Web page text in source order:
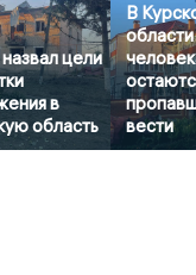
цели
в
область
В
вести